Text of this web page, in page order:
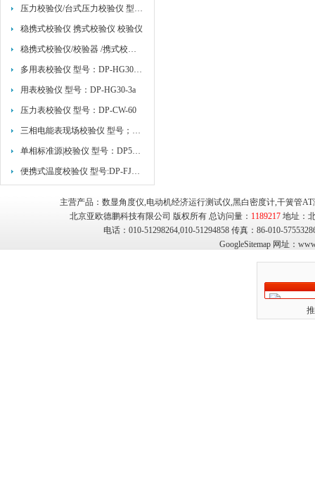
压力校验仪/台式压力校验仪 型号：DP-YBS-60T
稳携式校验仪 携式校验仪 校验仪
稳携式校验仪/校验器 /携式校验仪DP-JY822
多用表校验仪 型号：DP-HG30A-2
用表校验仪 型号：DP-HG30-3a
压力表校验仪 型号：DP-CW-60
三相电能表现场校验仪 型号；DP-DM212A+
单相标准源|校验仪 型号：DP5620A概述
便携式温度校验仪 型号:DP-FJA6功能点
主营产品：数显角度仪,电动机经济运行测试仪,黑白密度计,干簧管
北京亚欧德鹏科技有限公司 版权所有 总访问量： 1189217地址：
电话：010-51298264,010-51294858 传真：86-010-
GoogleSitemap网址：